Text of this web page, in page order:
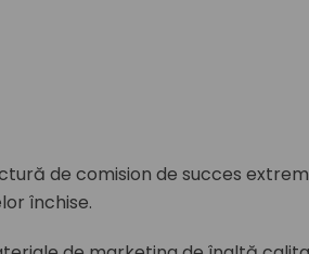
de comision de succes
închise.